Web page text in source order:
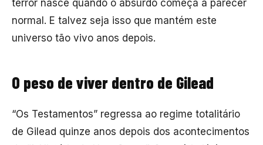
terror nasce quando o absurdo começa a parecer
normal. E talvez seja isso que mantém este
universo tão vivo anos depois.
O peso de viver dentro de Gilead
“Os Testamentos” regressa ao regime totalitário
de Gilead quinze anos depois dos acontecimentos